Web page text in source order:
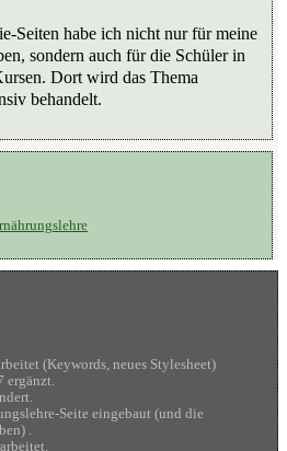
Seiten habe ich nicht nur für meine
sondern auch für die Schüler in
Dort wird das Thema
behandelt.
(Keywords, neues Stylesheet)
ergänzt.
Seite eingebaut (und die
.